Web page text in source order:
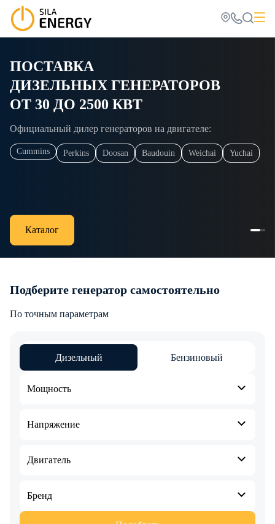
ПОСТАВКА
ДИЗЕЛЬНЫХ ГЕНЕРАТОРОВ
ОТ 30 ДО 2500 КВТ
Официальный дилер генераторов на двигателе:
Cummins Perkins Doosan Baudouin Weichai Yuchai
Каталог
Подберите генератор самостоятельно
По точным параметрам
Дизельный Бензиновый
Мощность
Напряжение
Двигатель
Бренд